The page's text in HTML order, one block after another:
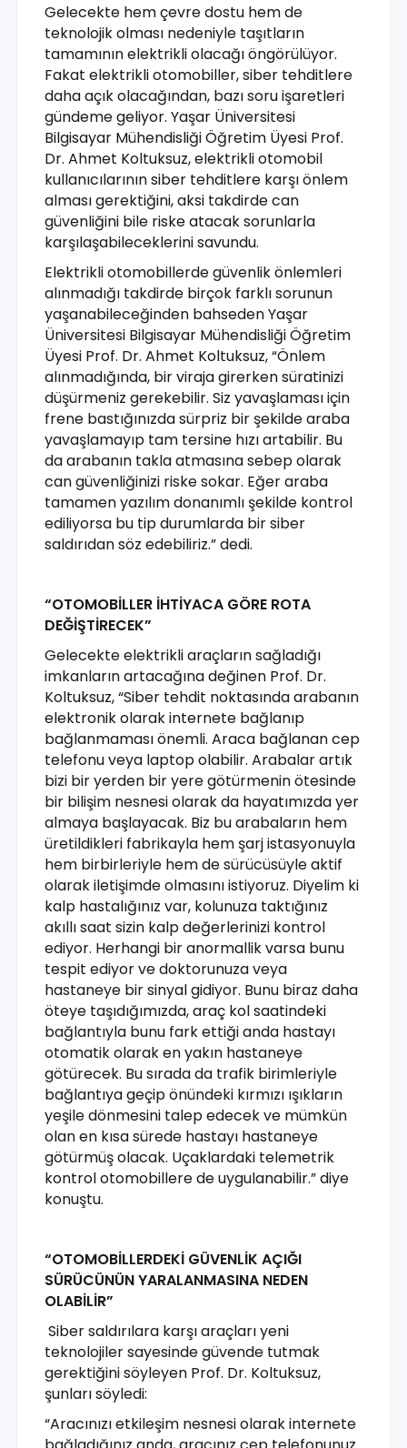
Gelecekte hem çevre dostu hem de
teknolojik olması nedeniyle taşıtların
tamamının elektrikli olacağı öngörülüyor.
Fakat elektrikli otomobiller, siber tehditlere
daha açık olacağından, bazı soru işaretleri
gündeme geliyor. Yaşar Üniversitesi
Bilgisayar Mühendisliği Öğretim Üyesi Prof.
Dr. Ahmet Koltuksuz, elektrikli otomobil
kullanıcılarının siber tehditlere karşı önlem
alması gerektiğini, aksi takdirde can
güvenliğini bile riske atacak sorunlarla
karşılaşabileceklerini savundu.
Elektrikli otomobillerde güvenlik önlemleri
alınmadığı takdirde birçok farklı sorunun
yaşanabileceğinden bahseden Yaşar
Üniversitesi Bilgisayar Mühendisliği Öğretim
Üyesi Prof. Dr. Ahmet Koltuksuz, “Önlem
alınmadığında, bir viraja girerken süratinizi
düşürmeniz gerekebilir. Siz yavaşlaması için
frene bastığınızda sürpriz bir şekilde araba
yavaşlamayıp tam tersine hızı artabilir. Bu
da arabanın takla atmasına sebep olarak
can güvenliğinizi riske sokar. Eğer araba
tamamen yazılım donanımlı şekilde kontrol
ediliyorsa bu tip durumlarda bir siber
saldırıdan söz edebiliriz.” dedi.
“OTOMOBİLLER İHTİYACA GÖRE ROTA
DEĞİŞTİRECEK”
Gelecekte elektrikli araçların sağladığı
imkanların artacağına değinen Prof. Dr.
Koltuksuz, “Siber tehdit noktasında arabanın
elektronik olarak internete bağlanıp
bağlanmaması önemli. Araca bağlanan cep
telefonu veya laptop olabilir. Arabalar artık
bizi bir yerden bir yere götürmenin ötesinde
bir bilişim nesnesi olarak da hayatımızda yer
almaya başlayacak. Biz bu arabaların hem
üretildikleri fabrikayla hem şarj istasyonuyla
hem birbirleriyle hem de sürücüsüyle aktif
olarak iletişimde olmasını istiyoruz. Diyelim ki
kalp hastalığınız var, kolunuza taktığınız
akıllı saat sizin kalp değerlerinizi kontrol
ediyor. Herhangi bir anormallik varsa bunu
tespit ediyor ve doktorunuza veya
hastaneye bir sinyal gidiyor. Bunu biraz daha
öteye taşıdığımızda, araç kol saatindeki
bağlantıyla bunu fark ettiği anda hastayı
otomatik olarak en yakın hastaneye
götürecek. Bu sırada da trafik birimleriyle
bağlantıya geçip önündeki kırmızı ışıkların
yeşile dönmesini talep edecek ve mümkün
olan en kısa sürede hastayı hastaneye
götürmüş olacak. Uçaklardaki telemetrik
kontrol otomobillere de uygulanabilir.” diye
konuştu.
“OTOMOBİLLERDEKİ GÜVENLİK AÇIĞI
SÜRÜCÜNÜN YARALANMASINA NEDEN
OLABİLİR”
Siber saldırılara karşı araçları yeni
teknolojiler sayesinde güvende tutmak
gerektiğini söyleyen Prof. Dr. Koltuksuz,
şunları söyledi:
“Aracınızı etkileşim nesnesi olarak internete